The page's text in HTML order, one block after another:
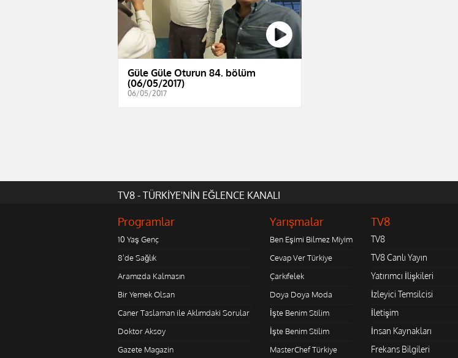
Güle Güle Oturun 84. bölüm
(06/05/2017)
06/05/2017
TV8 - TÜRKİYE'NİN EĞLENCE KANALI
Programlar
10 Yaş Genç
8'de Sağlık
Aramızda Kalmasın
Bir Yemek Olsan
Caner Taslaman ile Aklımdaki Sorular
Doktor Aksoy
Gazete Magazin
Yarışmalar
Ben Eşimi Bilmez Miyim
Cevap Ver Türkiye
Çarkıfelek
Doya Doya Moda
İşte Benim Stilim
İşte Benim Stilim
MasterChef Türkiye
TV8
TV8
TV8 Canlı Yayın
Yatırımcı İlişkileri
İzleyici Temsilcisi
İletişim
İnsan Kaynakları
Frekans Bilgileri